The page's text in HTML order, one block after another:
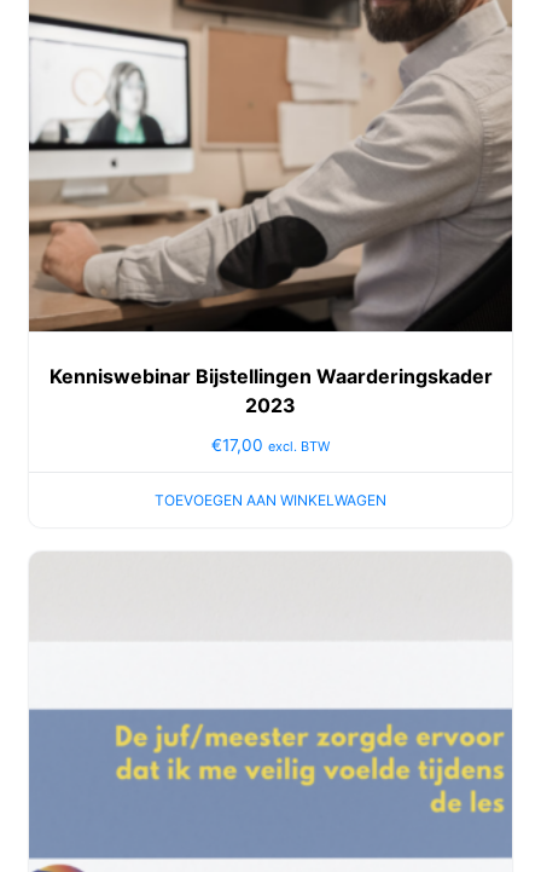
Kenniswebinar Bijstellingen Waarderingskader
2023
€17,00 excl. BTW
TOEVOEGEN AAN WINKELWAGEN